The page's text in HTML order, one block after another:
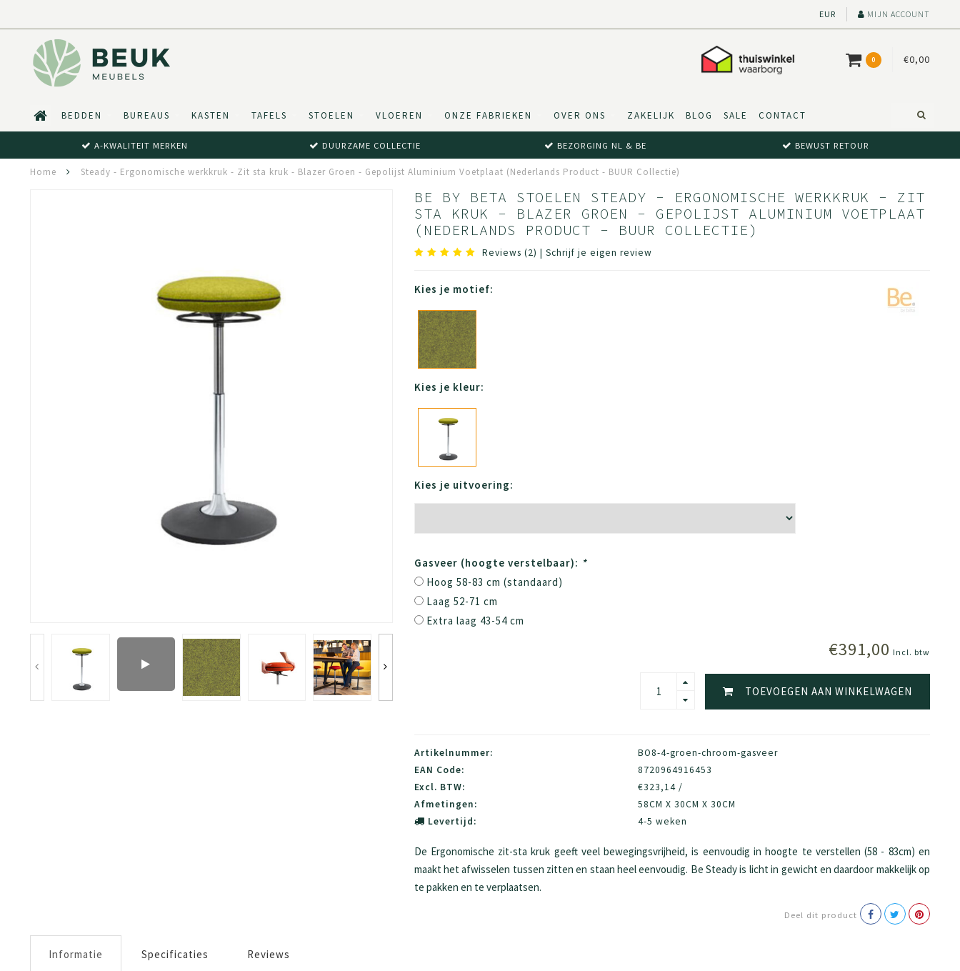
EUR MIJN ACCOUNT
0 €0,00
BEDDEN BUREAUS KASTEN TAFELS STOELEN VLOEREN ONZE FABRIEKEN OVER ONS ZAKELIJK BLOG SALE CONTACT
A-KWALITEIT MERKEN DUURZAME COLLECTIE BEZORGING NL & BE BEWUST RETOUR
Home Steady - Ergonomische werkkruk - Zit sta kruk - Blazer Groen - Gepolijst Aluminium Voetplaat (Nederlands Product - BUUR Collectie)
BE BY BETA STOELEN STEADY - ERGONOMISCHE WERKKRUK - ZIT
STA KRUK - BLAZER GROEN - GEPOLIJST ALUMINIUM VOETPLAAT
(NEDERLANDS PRODUCT - BUUR COLLECTIE)
Reviews (2) | Schrijf je eigen review
Kies je motief:
Kies je kleur:
Kies je uitvoering:
Gasveer (hoogte verstelbaar): *
Hoog 58-83 cm (standaard)
Laag 52-71 cm
Extra laag 43-54 cm
€391,00 Incl. btw
TOEVOEGEN AAN WINKELWAGEN
Artikelnummer:
BO8-4-groen-chroom-gasveer
EAN Code:
8720964916453
Excl. BTW:
€323,14 /
Afmetingen:
58CM X 30CM X 30CM
Levertijd:
4-5 weken
De Ergonomische zit-sta kruk geeft veel bewegingsvrijheid, is eenvoudig in hoogte te verstellen (58 - 83cm) en
maakt het afwisselen tussen zitten en staan heel eenvoudig. Be Steady is licht in gewicht en daardoor makkelijk op
te pakken en te verplaatsen.
Deel dit product
Informatie Specificaties Reviews